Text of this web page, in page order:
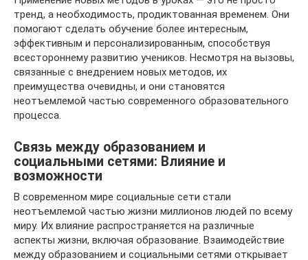
тренд, а необходимость, продиктованная временем. Они
помогают сделать обучение более интересным,
эффективным и персонализированным, способствуя
всестороннему развитию учеников. Несмотря на вызовы,
связанные с внедрением новых методов, их
преимущества очевидны, и они становятся
неотъемлемой частью современного образовательного
процесса.
Связь между образованием и
социальными сетями: Влияние и
возможности
В современном мире социальные сети стали
неотъемлемой частью жизни миллионов людей по всему
миру. Их влияние распространяется на различные
аспекты жизни, включая образование. Взаимодействие
между образованием и социальными сетями открывает